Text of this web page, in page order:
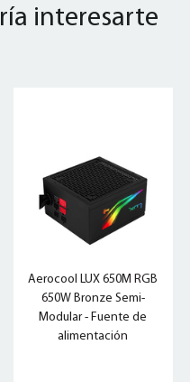
interesarte
Aerocool LUX 650M RGB
650W Bronze Semi-
Modular - Fuente de
alimentación